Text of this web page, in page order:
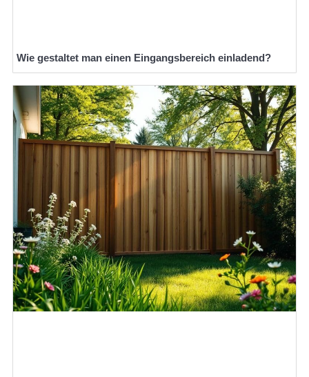
Wie gestaltet man einen Eingangsbereich einladend?